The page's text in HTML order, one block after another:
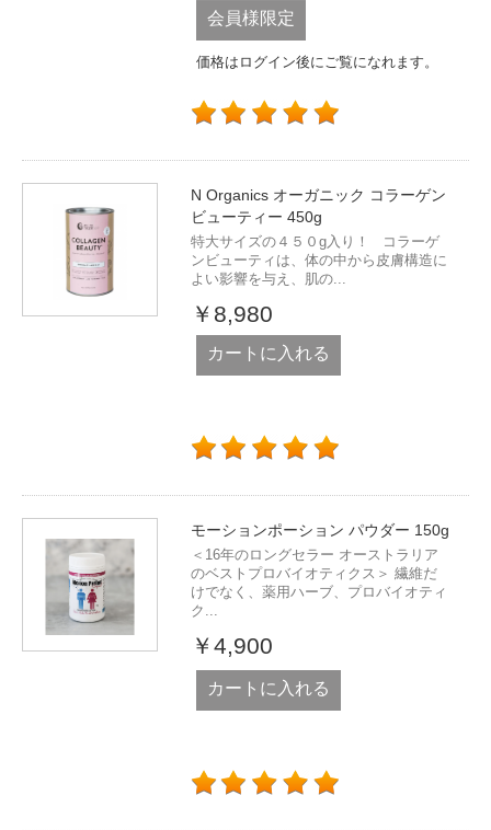
会員様限定
価格はログイン後にご覧になれます。
N Organics オーガニック コラーゲン
ビューティー 450g
特大サイズの４５０g入り！ コラーゲ
ンビューティは、体の中から皮膚構造に
よい影響を与え、肌の...
￥8,980
カートに入れる
モーションポーション パウダー 150g
＜16年のロングセラー オーストラリア
のベストプロバイオティクス＞ 繊維だ
けでなく、薬用ハーブ、プロバイオティ
ク...
￥4,900
カートに入れる